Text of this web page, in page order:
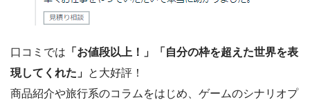
口コミでは 「お値段以上！」「自分の枠を超えた世界を表
現してくれた」 と大好評！
商品紹介や旅行系のコラムをはじめ、ゲームのシナリオプ